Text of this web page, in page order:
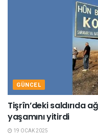
GÜNCEL
Tişrîn’deki saldırıda
yaşamını yitirdi
19 OCAK 2025